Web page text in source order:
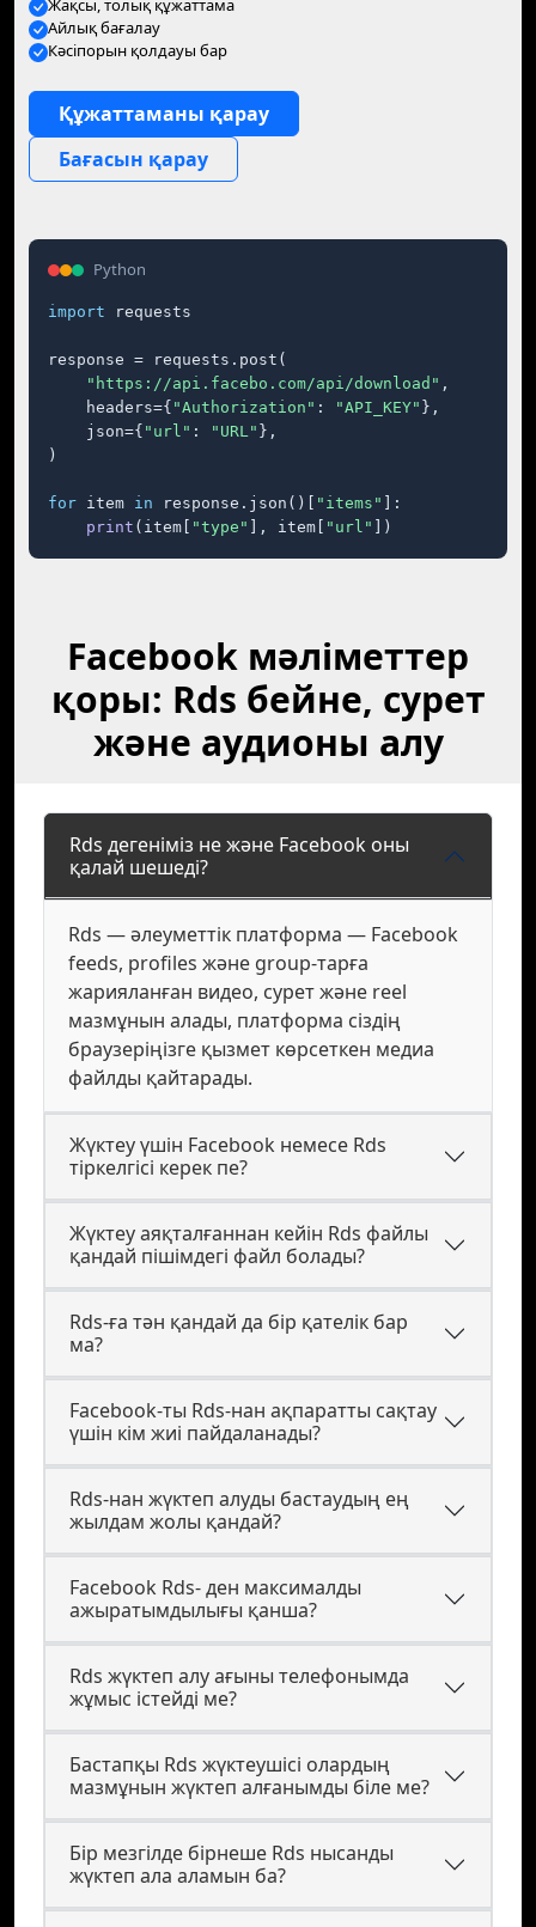
Жақсы, толық құжаттама
Айлық бағалау
Кәсіпорын қолдауы бар
Құжаттаманы қарау
Бағасын қарау
Python
import requests
response = requests.post(
"https://api.facebo.com/api/download" ,
    headers={
"Authorization" : "API_KEY" },
    json={
"url" : "URL" },
)
for item in response.json()[ "items"
]:
print (item[ "type" ], item[ "url" ])
Facebook мәліметтер
қоры: Rds бейне, сурет
және аудионы алу
Rds дегеніміз не және Facebook оны
қалай шешеді?
Rds — әлеуметтік платформа — Facebook
feeds, profiles және group-тарға
жарияланған видео, сурет және reel
мазмұнын алады, платформа сіздің
браузеріңізге қызмет көрсеткен медиа
файлды қайтарады.
Жүктеу үшін Facebook немесе Rds
тіркелгісі керек пе?
Жүктеу аяқталғаннан кейін Rds файлы
қандай пішімдегі файл болады?
Rds-ға тән қандай да бір қателік бар
ма?
Facebook-ты Rds-нан ақпаратты сақтау
үшін кім жиі пайдаланады?
Rds-нан жүктеп алуды бастаудың ең
жылдам жолы қандай?
Facebook Rds- ден максималды
ажыратымдылығы қанша?
Rds жүктеп алу ағыны телефонымда
жұмыс істейді ме?
Бастапқы Rds жүктеушісі олардың
мазмұнын жүктеп алғанымды біле ме?
Бір мезгілде бірнеше Rds нысанды
жүктеп ала аламын ба?